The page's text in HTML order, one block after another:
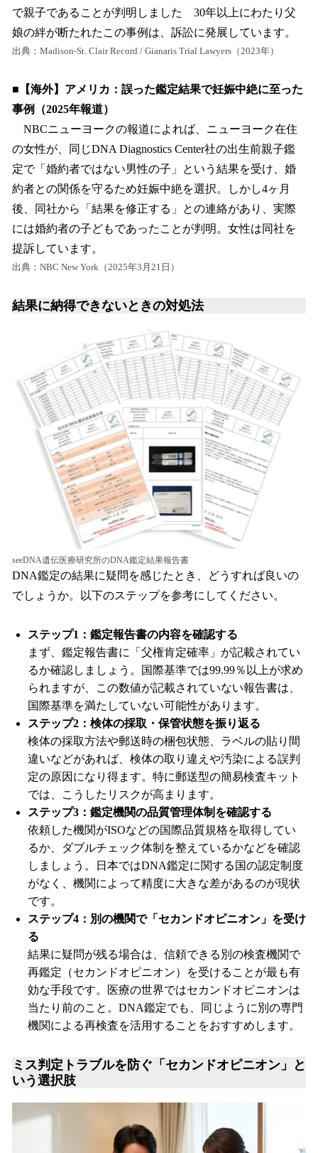
で親子であることが判明しました 30年以上にわたり父
娘の絆が断たれたこの事例は、訴訟に発展しています。
出典：Madison-St. Clair Record / Gianaris Trial Lawyers（2023年）
■【海外】アメリカ：誤った鑑定結果で妊娠中絶に至った
事例（2025年報道）
NBCニューヨークの報道によれば、ニューヨーク在住
の女性が、同じDNA Diagnostics Center社の出生前親子鑑
定で「婚約者ではない男性の子」という結果を受け、婚
約者との関係を守るため妊娠中絶を選択。しかし4ヶ月
後、同社から「結果を修正する」との連絡があり、実際
には婚約者の子どもであったことが判明。女性は同社を
提訴しています。
出典：NBC New York（2025年3月21日）
結果に納得できないときの対処法
seeDNA遺伝医療研究所のDNA鑑定結果報告書
DNA鑑定の結果に疑問を感じたとき、どうすれば良いの
でしょうか。以下のステップを参考にしてください。
ステップ1：鑑定報告書の内容を確認する
まず、鑑定報告書に「父権肯定確率」が記載されてい
るか確認しましょう。国際基準では99.99％以上が求め
られますが、この数値が記載されていない報告書は、
国際基準を満たしていない可能性があります。
ステップ2：検体の採取・保管状態を振り返る
検体の採取方法や郵送時の梱包状態、ラベルの貼り間
違いなどがあれば、検体の取り違えや汚染による誤判
定の原因になり得ます。特に郵送型の簡易検査キット
では、こうしたリスクが高まります。
ステップ3：鑑定機関の品質管理体制を確認する
依頼した機関がISOなどの国際品質規格を取得してい
るか、ダブルチェック体制を整えているかなどを確認
しましょう。日本ではDNA鑑定に関する国の認定制度
がなく、機関によって精度に大きな差があるのが現状
です。
ステップ4：別の機関で「セカンドオピニオン」を受け
る
結果に疑問が残る場合は、信頼できる別の検査機関で
再鑑定（セカンドオピニオン）を受けることが最も有
効な手段です。医療の世界ではセカンドオピニオンは
当たり前のこと。DNA鑑定でも、同じように別の専門
機関による再検査を活用することをおすすめします。
ミス判定トラブルを防ぐ「セカンドオピニオン」と
いう選択肢